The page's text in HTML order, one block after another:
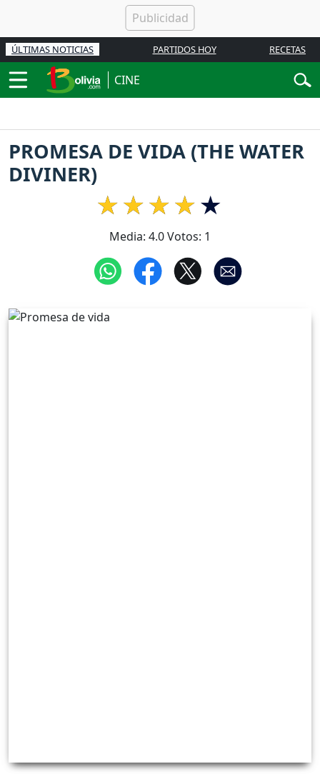
ÚLTIMAS NOTICIAS PARTIDOS HOY RECETAS
CINE
PROMESA DE VIDA (THE WATER
DIVINER)
Media: 4.0Votos: 1